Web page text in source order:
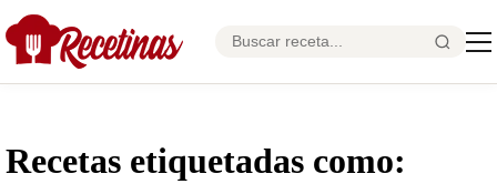
Recetas etiquetadas como: